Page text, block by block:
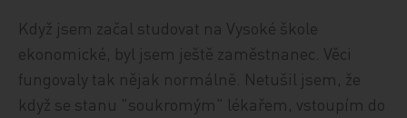
Když jsem začal studovat na Vysoké škole
ekonomické, byl jsem ještě zaměstnanec. Věci
fungovaly tak nějak normálně. Netušil jsem, že
když se stanu "soukromým" lékařem, vstoupím do